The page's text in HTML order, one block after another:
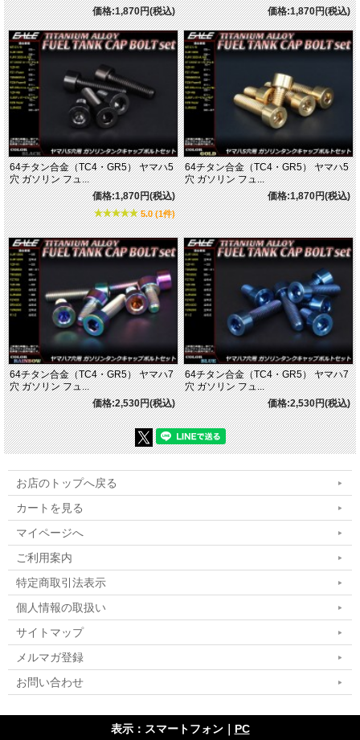
価格:1,870円(税込)
価格:1,870円(税込)
64チタン合金（TC4・GR5） ヤマハ5
穴 ガソリン フュ...
価格:1,870円(税込)
5.0 (1件)
64チタン合金（TC4・GR5） ヤマハ5
穴 ガソリン フュ...
価格:1,870円(税込)
64チタン合金（TC4・GR5） ヤマハ7
穴 ガソリン フュ...
価格:2,530円(税込)
64チタン合金（TC4・GR5） ヤマハ7
穴 ガソリン フュ...
価格:2,530円(税込)
お店のトップへ戻る
カートを見る
マイページへ
ご利用案内
特定商取引法表示
個人情報の取扱い
サイトマップ
メルマガ登録
お問い合わせ
表示：スマートフォン｜ PC